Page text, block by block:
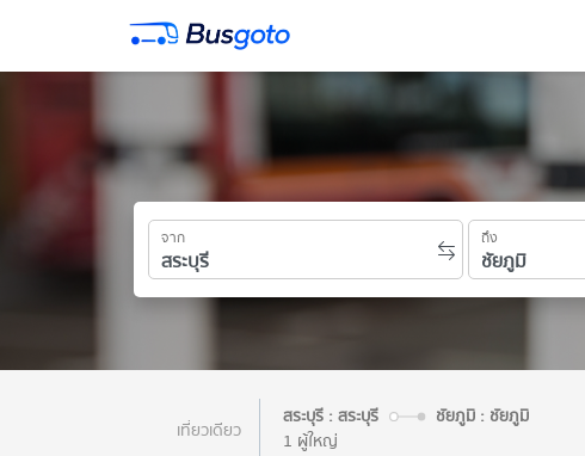
จาก ถึง
เที่ยวเดียว
สระบุรี : สระบุรี
ชัยภูมิ : ชัยภูมิ
1 ผู้ใหญ่